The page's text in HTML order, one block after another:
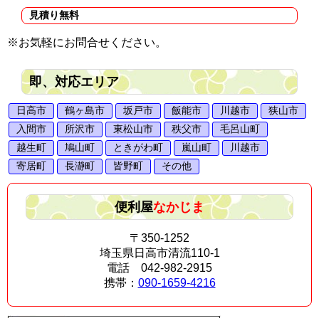
見積り無料
※お気軽にお問合せください。
即、対応エリア
日高市 鶴ヶ島市 坂戸市 飯能市 川越市
狭山市
入間市
所沢市 東松山市 秩父市
毛呂山町
越生町
鳩山町 ときがわ町 嵐山町
川越市
寄居町
長瀞町 皆野町 その他
便利屋なかじま
〒350-1252
埼玉県日高市清流110-1
電話 042-982-2915
携帯： 090-1659-4216